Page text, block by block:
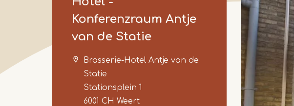
Konferenzraum Antje
van de Statie
Brasserie-Hotel Antje van de
Statie
Stationsplein 1
6001 CH Weert